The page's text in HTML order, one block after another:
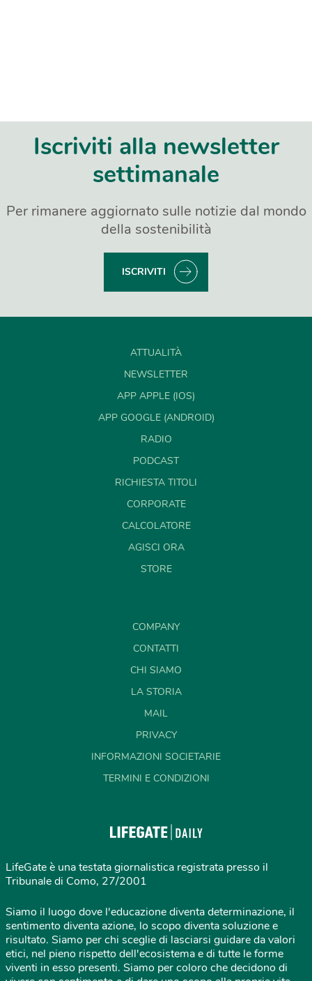
Iscriviti alla newsletter
settimanale
Per rimanere aggiornato sulle notizie dal mondo
della sostenibilità
ISCRIVITI
ATTUALITÀ
NEWSLETTER
APP APPLE (IOS)
APP GOOGLE (ANDROID)
RADIO
PODCAST
RICHIESTA TITOLI
CORPORATE
CALCOLATORE
AGISCI ORA
STORE
COMPANY
CONTATTI
CHI SIAMO
LA STORIA
MAIL
PRIVACY
INFORMAZIONI SOCIETARIE
TERMINI E CONDIZIONI
LifeGate è una testata giornalistica registrata presso il
Tribunale di Como, 27/2001
Siamo il luogo dove l'educazione diventa determinazione, il
sentimento diventa azione, lo scopo diventa soluzione e
risultato. Siamo per chi sceglie di lasciarsi guidare da valori
etici, nel pieno rispetto dell'ecosistema e di tutte le forme
viventi in esso presenti. Siamo per coloro che decidono di